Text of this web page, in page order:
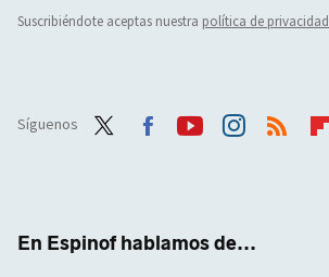
Suscribiéndote aceptas nuestra política de privacidad
Síguenos
En Espinof hablamos de...